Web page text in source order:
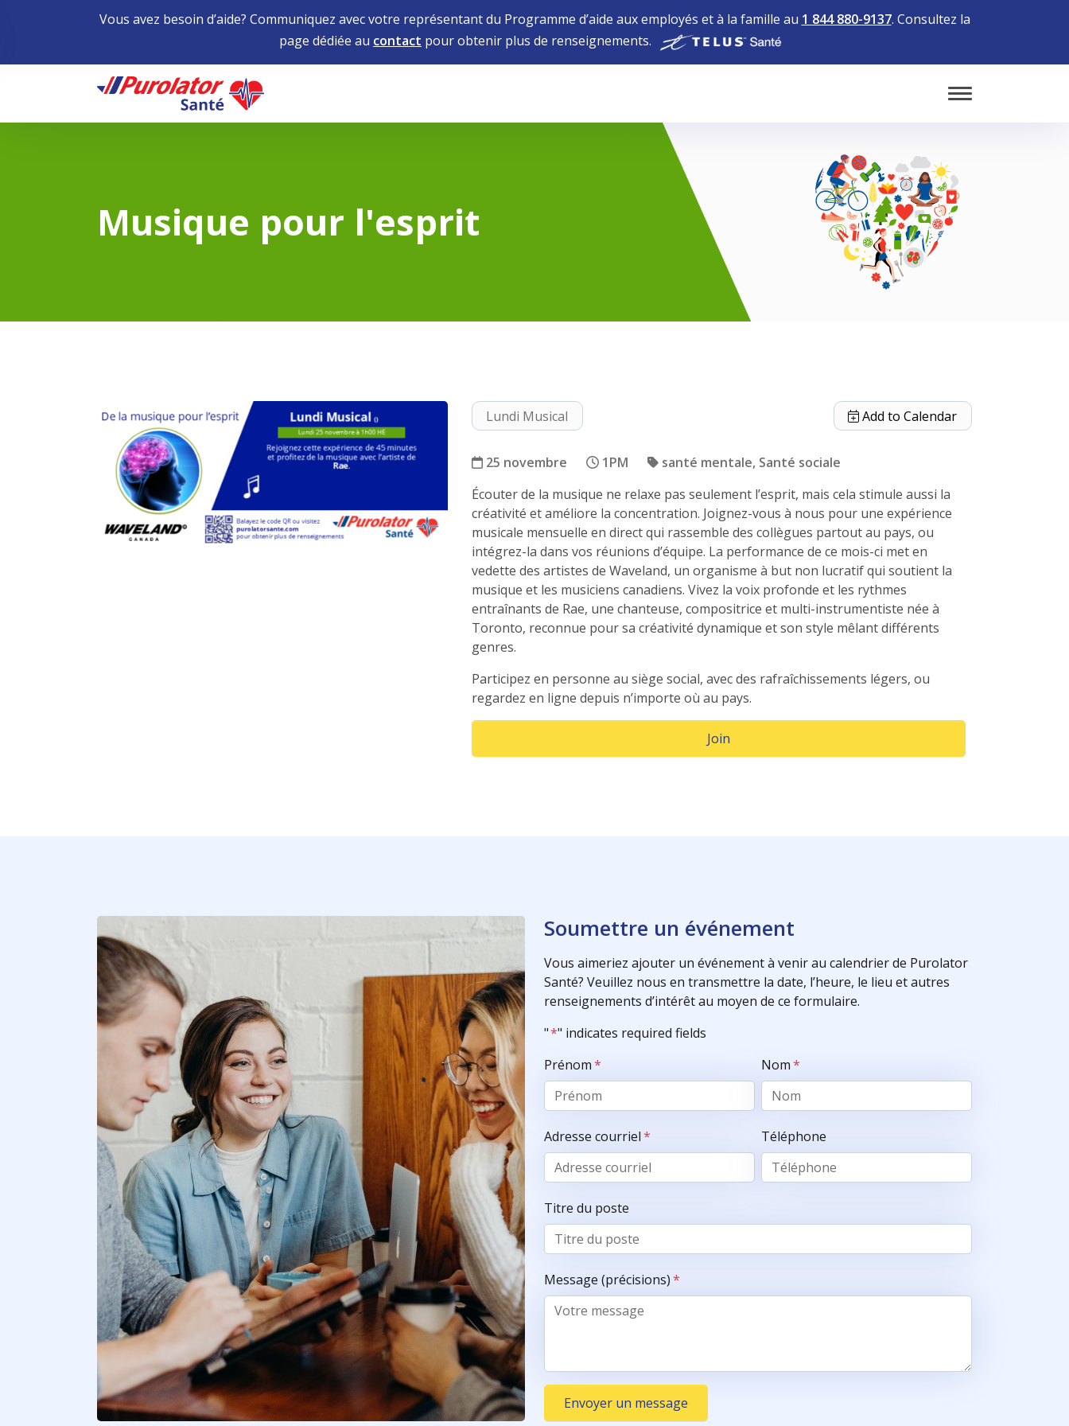
Vous avez besoin d’aide? Communiquez avec votre représentant du Programme d’aide aux employés et à la famille au 1 844 880-9137. Consultez la
page dédiée au contact pour obtenir plus de renseignements.
Home
Toggle Mobile
Musique pour l'esprit
Lundi Musical Add to Calendar
25 novembre 1PM santé mentale Santé sociale
Musique pour l’esprit
Écouter de la musique ne relaxe pas seulement l’esprit, mais cela stimule aussi la
créativité et améliore la concentration. Joignez-vous à nous pour une expérience
musicale mensuelle en direct qui rassemble des collègues partout au pays, ou
intégrez-la dans vos réunions d’équipe. La performance de ce mois-ci met en
vedette des artistes de Waveland, un organisme à but non lucratif qui soutient la
musique et les musiciens canadiens. Vivez la voix profonde et les rythmes
entraînants de Rae, une chanteuse, compositrice et multi-instrumentiste née à
Toronto, reconnue pour sa créativité dynamique et son style mêlant différents
genres.
Participez en personne au siège social, avec des rafraîchissements légers, ou
regardez en ligne depuis n’importe où au pays.
Join(Opens in a new window)
Soumettre un événement
Vous aimeriez ajouter un événement à venir au calendrier de Purolator
Santé? Veuillez nous en transmettre la date, l’heure, le lieu et autres
renseignements d’intérêt au moyen de ce formulaire.
"*" indicates required fields
Prénom* Nom*
Adresse courriel* Téléphone
Titre du poste
Message (précisions)*
Envoyer un message